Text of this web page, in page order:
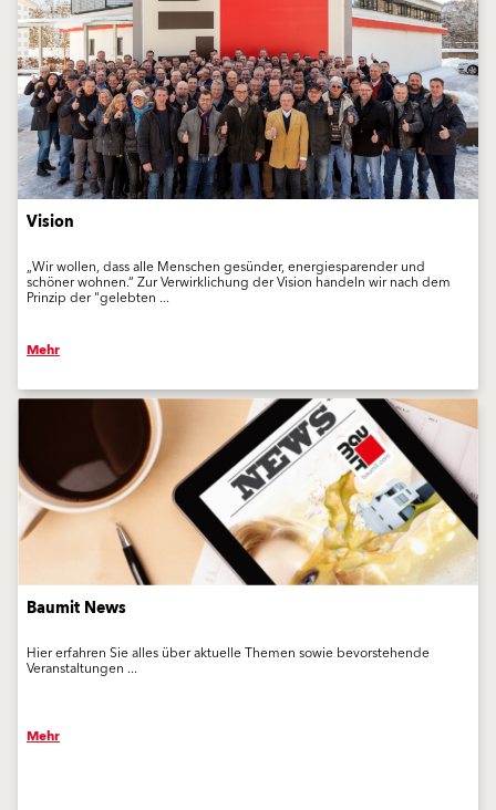
Vision
„Wir wollen, dass alle Menschen gesünder, energiesparender und
schöner wohnen.“ Zur Verwirklichung der Vision handeln wir nach dem
Prinzip der "gelebten ...
Mehr
Baumit News
Hier erfahren Sie alles über aktuelle Themen sowie bevorstehende
Veranstaltungen ...
Mehr